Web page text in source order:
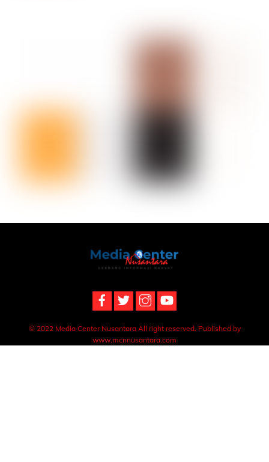
Back
To
© 2022 Media Center Nusantara All right reserved. Published by
www.mcnnusantara.com